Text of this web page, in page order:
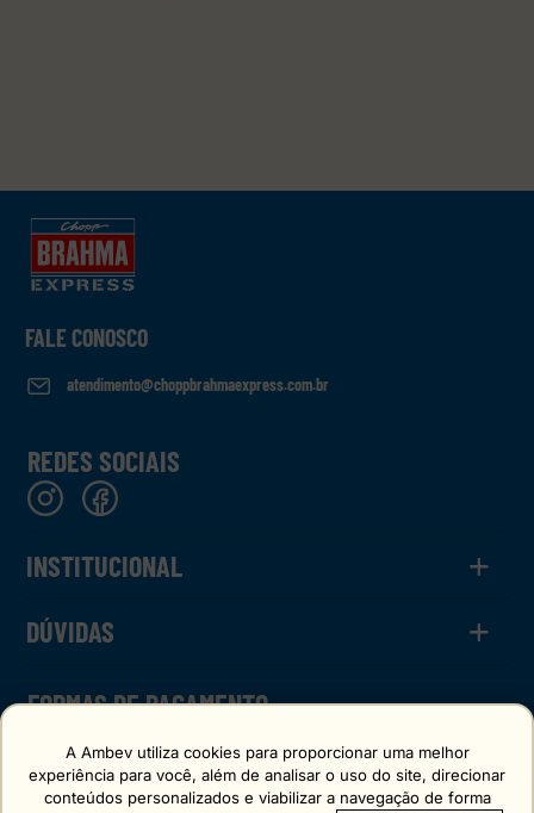
FALE CONOSCO
atendimento@choppbrahmaexpress.com.br
REDES SOCIAIS
INSTITUCIONAL +
Calculadora
DÚVIDAS +
FAQ
FORMAS DE PAGAMENTO
A Ambev utiliza cookies para proporcionar uma melhor
experiência para você, além de analisar o uso do site, direcionar
conteúdos personalizados e viabilizar a navegação de forma